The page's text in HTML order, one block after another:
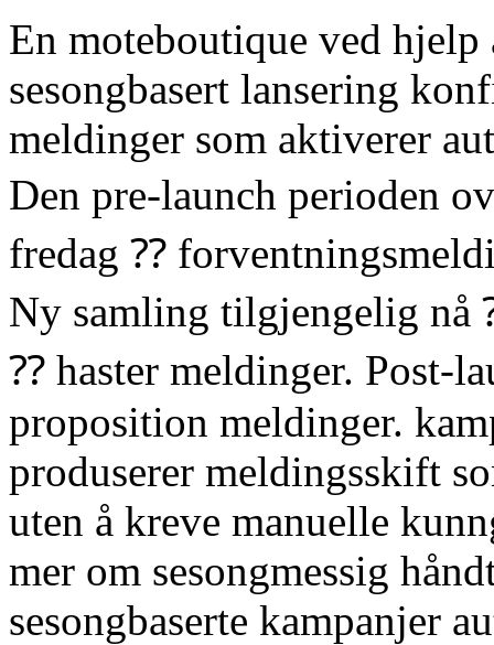
En moteboutique ved
sesongbasert lansering
meldinger som aktiverer
Den pre-launch perioden
fredag ⁇
Ny samling tilgjengelig nå
⁇ haster meldinger. Post-
proposition meldinger.
produserer meldingsskift
uten å kreve manuelle
mer om sesongmessig
sesongbaserte kampanjer